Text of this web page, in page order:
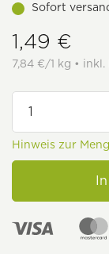
Sofort
1,49 €
7,84 €/1 kg • inkl.
Hinweis zur